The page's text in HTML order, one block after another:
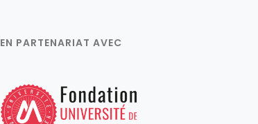
EN PARTENARIAT AVEC